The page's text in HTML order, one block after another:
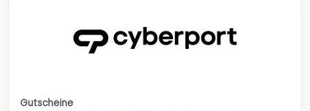
Gutscheine